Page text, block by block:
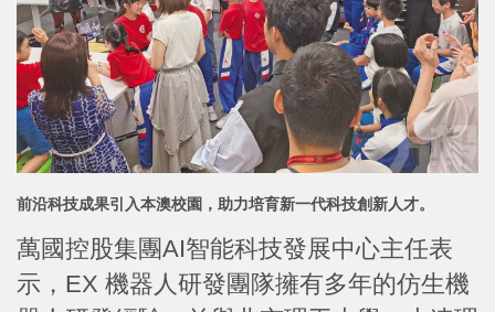
前沿科技成果引入本澳校園，助力培育新一代科技創新人才。
萬國控股集團AI智能科技發展中心主任表
示，EX 機器人研發團隊擁有多年的仿生機